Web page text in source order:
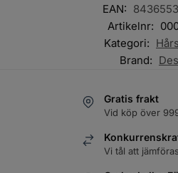
EAN:
Artikelnr:
Kategori:
Brand:
Gratis frakt
Vid köp över
Vi tål att jämföras